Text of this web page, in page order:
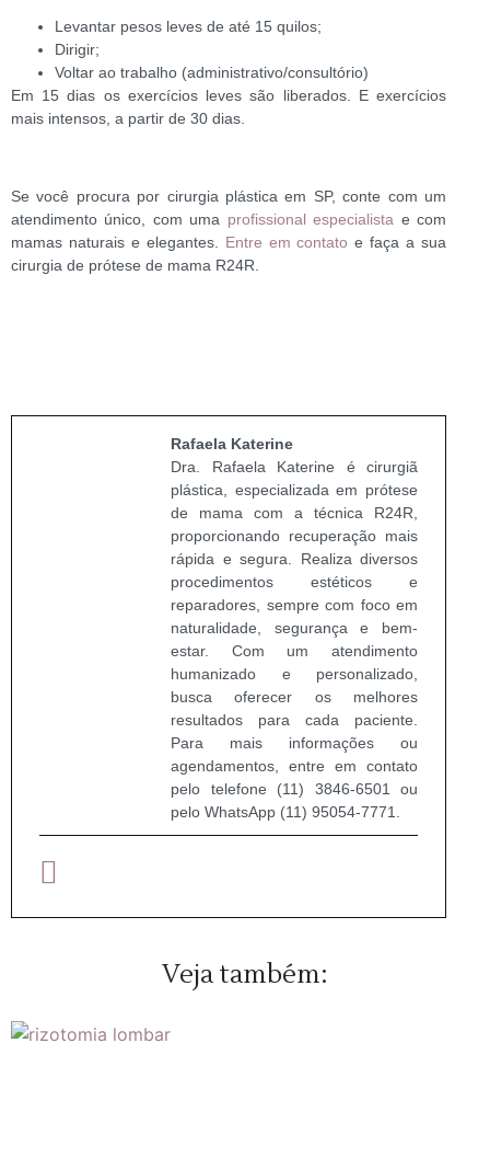
Levantar pesos leves de até 15 quilos;
Dirigir;
Voltar ao trabalho (administrativo/consultório)
Em 15 dias os exercícios leves são liberados. E exercícios
mais intensos, a partir de 30 dias.
Se você procura por cirurgia plástica em SP, conte com um
atendimento único, com uma profissional especialista e com
mamas naturais e elegantes. Entre em contato e faça a sua
cirurgia de prótese de mama R24R.
Rafaela Katerine
Dra. Rafaela Katerine é cirurgiã
plástica, especializada em prótese
de mama com a técnica R24R,
proporcionando recuperação mais
rápida e segura. Realiza diversos
procedimentos estéticos e
reparadores, sempre com foco em
naturalidade, segurança e bem-
estar. Com um atendimento
humanizado e personalizado,
busca oferecer os melhores
resultados para cada paciente.
Para mais informações ou
agendamentos, entre em contato
pelo telefone (11) 3846-6501 ou
pelo WhatsApp (11) 95054-7771.
Veja também: